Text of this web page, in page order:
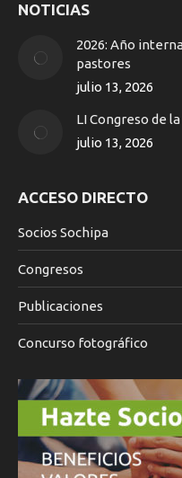
opens
new
window
NOTICIAS
2026: Año
pastores
julio 13, 2026
LI Congreso de la
julio 13, 2026
ACCESO DIRECTO
Socios Sochipa
Congresos
Publicaciones
Concurso fotográfico